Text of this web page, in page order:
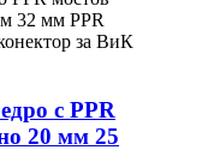
с PPR
20 мм 25